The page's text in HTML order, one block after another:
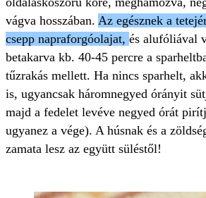
vágva hosszában. Az egésznek a
csepp napraforgóolajat, és alufóliával
betakarva kb. 40-45 percre a
tűzrakás mellett. Ha nincs sparhelt,
is, ugyancsak háromnegyed órányit
majd a fedelet levéve negyed órát
ugyanez a vége). A húsnak és a
zamata lesz az együtt süléstől!